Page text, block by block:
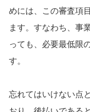
めには、この審査項
ます。すなわち、事
っても、必要最低限
す。
忘れてはいけない点